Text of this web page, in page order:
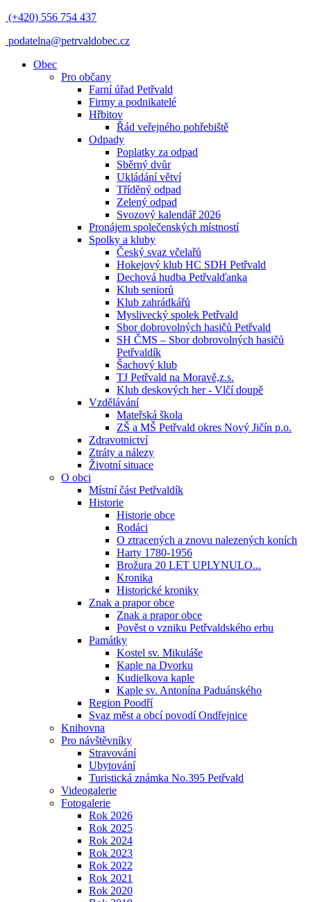
(+420) 556 754 437
podatelna@petrvaldobec.cz
Obec
Pro občany
Farní úřad Petřvald
Firmy a podnikatelé
Hřbitov
Řád veřejného pohřebiště
Odpady
Poplatky za odpad
Sběrný dvůr
Ukládání větví
Tříděný odpad
Zelený odpad
Svozový kalendář 2026
Pronájem společenských místností
Spolky a kluby
Český svaz včelařů
Hokejový klub HC SDH Petřvald
Dechová hudba Petřvalďanka
Klub seniorů
Klub zahrádkářů
Myslivecký spolek Petřvald
Sbor dobrovolných hasičů Petřvald
SH ČMS – Sbor dobrovolných hasičů
Petřvaldík
Šachový klub
TJ Petřvald na Moravě,z.s.
Klub deskových her - Vlčí doupě
Vzdělávání
Mateřská škola
ZŠ a MŠ Petřvald okres Nový Jičín p.o.
Zdravotnictví
Ztráty a nálezy
Životní situace
O obci
Místní část Petřvaldík
Historie
Historie obce
Rodáci
O ztracených a znovu nalezených koních
Harty 1780-1956
Brožura 20 LET UPLYNULO...
Kronika
Historické kroniky
Znak a prapor obce
Znak a prapor obce
Pověst o vzniku Petřvaldského erbu
Památky
Kostel sv. Mikuláše
Kaple na Dvorku
Kudielkova kaple
Kaple sv. Antonína Paduánského
Region Poodří
Svaz měst a obcí povodí Ondřejnice
Knihovna
Pro návštěvníky
Stravování
Ubytování
Turistická známka No.395 Petřvald
Videogalerie
Fotogalerie
Rok 2026
Rok 2025
Rok 2024
Rok 2023
Rok 2022
Rok 2021
Rok 2020